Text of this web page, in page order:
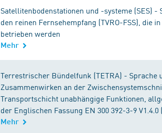
Satellitenbodenstationen und -systeme (SES)
den reinen Fernsehempfang (TVRO-FSS), die
betrieben werden
Mehr
Terrestrischer Bündelfunk (TETRA) - Sprache
Zusammenwirken an der
Transportschicht unabhängige Funktionen,
der Englischen Fassung EN 300 392-3-9
Mehr